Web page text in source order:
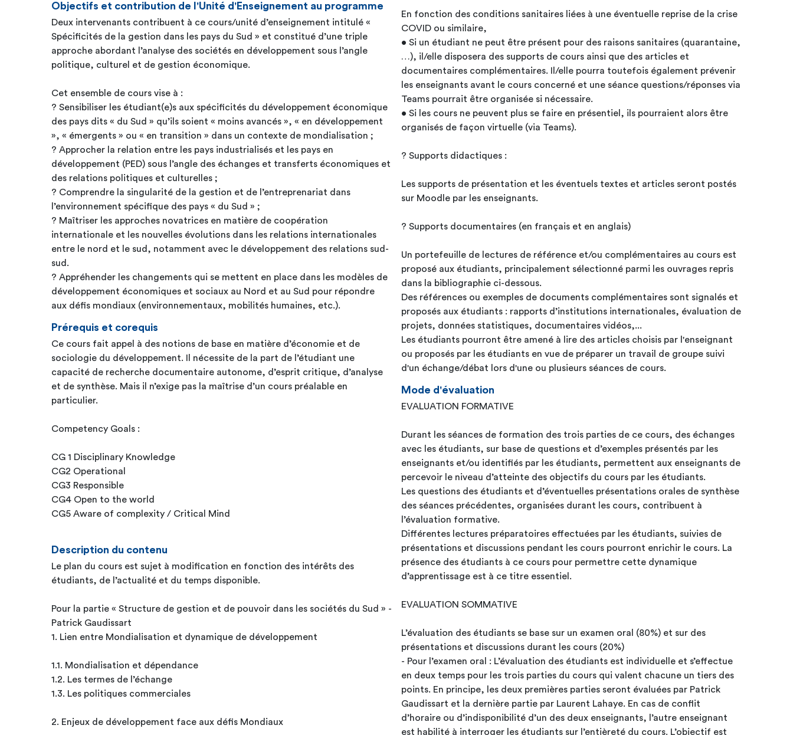
Objectifs et contribution de l'Unité d'Enseignement au programme
Deux intervenants contribuent à ce cours/unité d’enseignement intitulé «
Spécificités de la gestion dans les pays du Sud » et constitué d’une triple
approche abordant l’analyse des sociétés en développement sous l’angle
politique, culturel et de gestion économique.
Cet ensemble de cours vise à :
? Sensibiliser les étudiant(e)s aux spécificités du développement économique
des pays dits « du Sud » qu’ils soient « moins avancés », « en développement
», « émergents » ou « en transition » dans un contexte de mondialisation ;
? Approcher la relation entre les pays industrialisés et les pays en
développement (PED) sous l’angle des échanges et transferts économiques et
des relations politiques et culturelles ;
? Comprendre la singularité de la gestion et de l’entreprenariat dans
l’environnement spécifique des pays « du Sud » ;
? Maîtriser les approches novatrices en matière de coopération
internationale et les nouvelles évolutions dans les relations internationales
entre le nord et le sud, notamment avec le développement des relations sud-
sud.
? Appréhender les changements qui se mettent en place dans les modèles de
développement économiques et sociaux au Nord et au Sud pour répondre
aux défis mondiaux (environnementaux, mobilités humaines, etc.).
Prérequis et corequis
Ce cours fait appel à des notions de base en matière d’économie et de
sociologie du développement. Il nécessite de la part de l’étudiant une
capacité de recherche documentaire autonome, d’esprit critique, d’analyse
et de synthèse. Mais il n’exige pas la maîtrise d’un cours préalable en
particulier.
Competency Goals :
CG 1 Disciplinary Knowledge
CG2 Operational
CG3 Responsible
CG4 Open to the world
CG5 Aware of complexity / Critical Mind
Description du contenu
Le plan du cours est sujet à modification en fonction des intérêts des
étudiants, de l’actualité et du temps disponible.
Pour la partie « Structure de gestion et de pouvoir dans les sociétés du Sud » -
Patrick Gaudissart
1. Lien entre Mondialisation et dynamique de développement
1.1. Mondialisation et dépendance
1.2. Les termes de l’échange
1.3. Les politiques commerciales
2. Enjeux de développement face aux défis Mondiaux
En fonction des conditions sanitaires liées à une éventuelle reprise de la crise
COVID ou similaire,
• Si un étudiant ne peut être présent pour des raisons sanitaires (quarantaine,
…), il/elle disposera des supports de cours ainsi que des articles et
documentaires complémentaires. Il/elle pourra toutefois également prévenir
les enseignants avant le cours concerné et une séance questions/réponses via
Teams pourrait être organisée si nécessaire.
• Si les cours ne peuvent plus se faire en présentiel, ils pourraient alors être
organisés de façon virtuelle (via Teams).
? Supports didactiques :
Les supports de présentation et les éventuels textes et articles seront postés
sur Moodle par les enseignants.
? Supports documentaires (en français et en anglais)
Un portefeuille de lectures de référence et/ou complémentaires au cours est
proposé aux étudiants, principalement sélectionné parmi les ouvrages repris
dans la bibliographie ci-dessous.
Des références ou exemples de documents complémentaires sont signalés et
proposés aux étudiants : rapports d’institutions internationales, évaluation de
projets, données statistiques, documentaires vidéos,...
Les étudiants pourront être amené à lire des articles choisis par l'enseignant
ou proposés par les étudiants en vue de préparer un travail de groupe suivi
d'un échange/débat lors d'une ou plusieurs séances de cours.
Mode d'évaluation
EVALUATION FORMATIVE
Durant les séances de formation des trois parties de ce cours, des échanges
avec les étudiants, sur base de questions et d’exemples présentés par les
enseignants et/ou identifiés par les étudiants, permettent aux enseignants de
percevoir le niveau d’atteinte des objectifs du cours par les étudiants.
Les questions des étudiants et d’éventuelles présentations orales de synthèse
des séances précédentes, organisées durant les cours, contribuent à
l’évaluation formative.
Différentes lectures préparatoires effectuées par les étudiants, suivies de
présentations et discussions pendant les cours pourront enrichir le cours. La
présence des étudiants à ce cours pour permettre cette dynamique
d’apprentissage est à ce titre essentiel.
EVALUATION SOMMATIVE
L’évaluation des étudiants se base sur un examen oral (80%) et sur des
présentations et discussions durant les cours (20%)
- Pour l’examen oral : L’évaluation des étudiants est individuelle et s’effectue
en deux temps pour les trois parties du cours qui valent chacune un tiers des
points. En principe, les deux premières parties seront évaluées par Patrick
Gaudissart et la dernière partie par Laurent Lahaye. En cas de conflit
d’horaire ou d’indisponibilité d’un des deux enseignants, l’autre enseignant
est habilité à interroger les étudiants sur l’entièreté du cours. L’objectif est